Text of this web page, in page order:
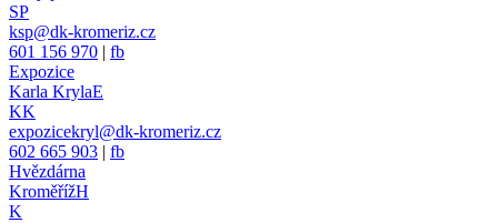
SP
ksp@dk-kromeriz.cz
601 156 970 | fb
Expozice
Karla KrylaE
KK
expozicekryl@dk-kromeriz.cz
602 665 903 | fb
Hvězdárna
KroměřížH
K